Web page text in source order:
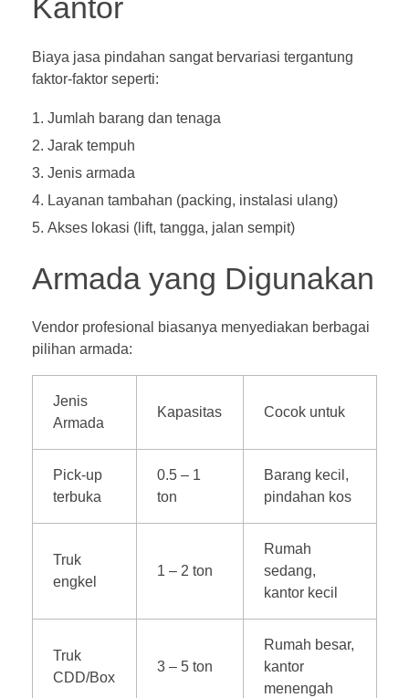
Kantor
Biaya jasa pindahan sangat bervariasi tergantung
faktor-faktor seperti:
Jumlah barang dan tenaga
Jarak tempuh
Jenis armada
Layanan tambahan (packing, instalasi ulang)
Akses lokasi (lift, tangga, jalan sempit)
Armada yang Digunakan
Vendor profesional biasanya menyediakan berbagai
pilihan armada:
Jenis
Armada
Kapasitas Cocok untuk
Pick-up
terbuka
0.5 – 1
ton
Barang kecil,
pindahan kos
Truk
engkel
1 – 2 ton
Rumah
sedang,
kantor kecil
Truk
CDD/Box
3 – 5 ton
Rumah besar,
kantor
menengah